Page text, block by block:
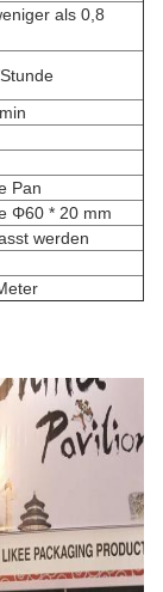
als 0,8
* 20 mm
werden